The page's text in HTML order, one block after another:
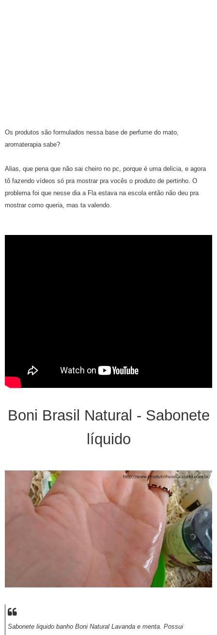
Os produtos são formulados nessa base de perfume do mato,
aromaterapia sabe?
Alias, que pena que não sai cheiro no pc, porque é uma delicia, e agora
tô fazendo vídeos só pra mostrar pra vocês o produto de pertinho. O
problema foi que nesse dia a Fla estava na escola então não deu pra
mostrar como queria, mas ta valendo.
Boni Brasil Natural - Sabonete
líquido
Sabonete liquido banho Boni Natural Lavanda e menta. Possui